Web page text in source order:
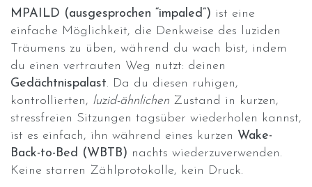
MPAILD (ausgesprochen “impaled”) ist eine
einfache Möglichkeit, die Denkweise des luziden
Träumens zu üben, während du wach bist, indem
du einen vertrauten Weg nutzt: deinen
Gedächtnispalast. Da du diesen ruhigen,
kontrollierten, luzid-ähnlichen Zustand in kurzen,
stressfreien Sitzungen tagsüber wiederholen kannst,
ist es einfach, ihn während eines kurzen Wake-
Back-to-Bed (WBTB) nachts wiederzuverwenden.
Keine starren Zählprotokolle, kein Druck.